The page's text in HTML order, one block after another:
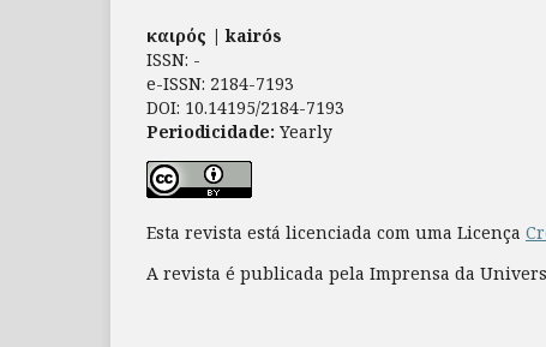
καιρός | kairós
ISSN: -
e-ISSN: 2184-7193
DOI: 10.14195/2184-7193
Periodicidade: Yearly
Esta revista está licenciada com uma Licença
A revista é publicada pela Imprensa da